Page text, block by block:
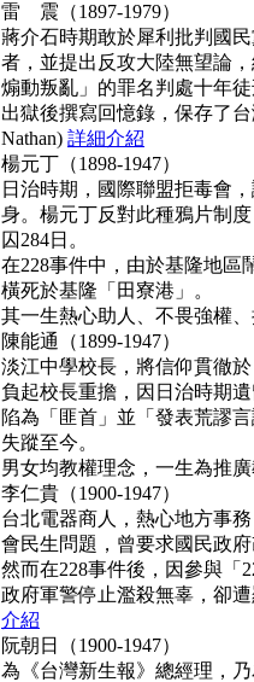
雷 震（1897-1979）
蔣介石時期敢於犀利批判國
者，並提出反攻大陸無望論
煽動叛亂」的罪名判處十年徒
出獄後撰寫回憶錄，保存了
Nathan) 詳細介紹
楊元丁（1898-1947）
日治時期，國際聯盟拒毒會
身。楊元丁反對此種鴉片制
囚284日。
在228事件中，由於基隆地區
橫死於基隆「田寮港」。
其一生熱心助人、不畏強權
陳能通（1899-1947）
淡江中學校長，將信仰貫徹
負起校長重擔，因日治時期
陷為「匪首」並「發表荒謬
失蹤至今。
男女均教權理念，一生為推
李仁貴（1900-1947）
台北電器商人，熱心地方事
會民生問題，曾要求國民政府
然而在228事件後，因參與「
政府軍警停止濫殺無辜，卻
介紹
阮朝日（1900-1947）
為《台灣新生報》總經理，